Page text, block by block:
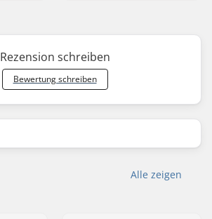
Rezension schreiben
Bewertung schreiben
Alle zeigen